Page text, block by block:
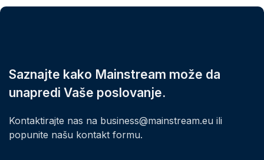
Saznajte kako Mainstream može da
unapredi Vaše poslovanje.
Kontaktirajte nas na business@mainstream.eu ili
popunite našu kontakt formu.